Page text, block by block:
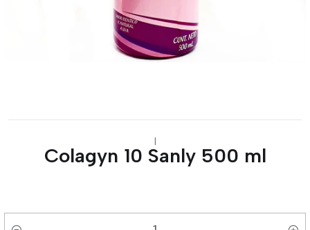
|
Colagyn 10 Sanly 500 ml